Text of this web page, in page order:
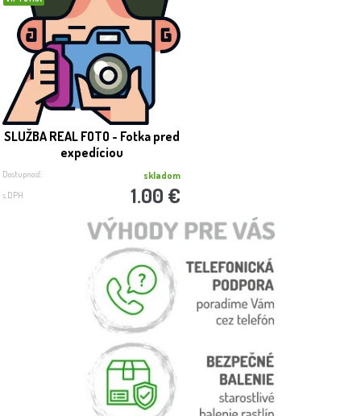
SLUŽBA REAL FOTO - Fotka pred
expedíciou
Dostupnosť: skladom
s DPH 1.00 €